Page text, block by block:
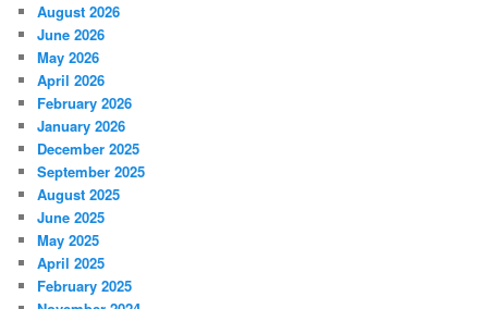
August 2026
June 2026
May 2026
April 2026
February 2026
January 2026
December 2025
September 2025
August 2025
June 2025
May 2025
April 2025
February 2025